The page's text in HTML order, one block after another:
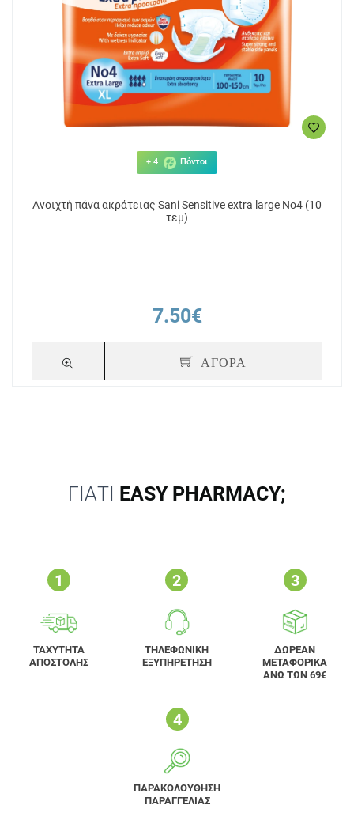
+ 4 Πόντοι
Ανοιχτή πάνα ακράτειας Sani Sensitive extra large No4 (10
τεμ)
7.50€
ΑΓΟΡΑ
ΓΙΑΤΙ EASY PHARMACY;
ΤΑΧΥΤΗΤΑ
ΑΠΟΣΤΟΛΗΣ
ΤΗΛΕΦΩΝΙΚΗ
ΕΞΥΠΗΡΕΤΗΣΗ
ΔΩΡΕΑΝ
ΜΕΤΑΦΟΡΙΚΑ
ΑΝΩ ΤΩΝ 69€
ΠΑΡΑΚΟΛΟΥΘΗΣΗ
ΠΑΡΑΓΓΕΛΙΑΣ